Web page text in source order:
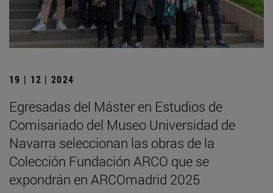
19 | 12 | 2024
Egresadas del Máster en Estudios de
Comisariado del Museo Universidad de
Navarra seleccionan las obras de la
Colección Fundación ARCO que se
expondrán en ARCOmadrid 2025